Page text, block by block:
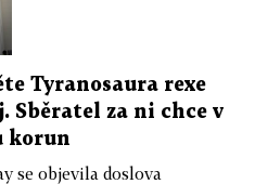
Tyranosaura rexe
Sběratel za ni chce v
korun
se objevila doslova